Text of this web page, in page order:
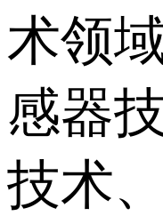
术领
感器
技术